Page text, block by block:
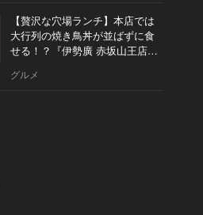
【贅沢な穴場ランチ】本店では
大行列の焼き鳥丼が並ばずに食
せる！？『伊勢廣 赤坂山王店』
グルメ